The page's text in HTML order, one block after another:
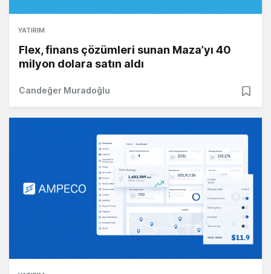
YATIRIM
Flex, finans çözümleri sunan Maza’yı 40
milyon dolara satın aldı
Candeğer Muradoğlu